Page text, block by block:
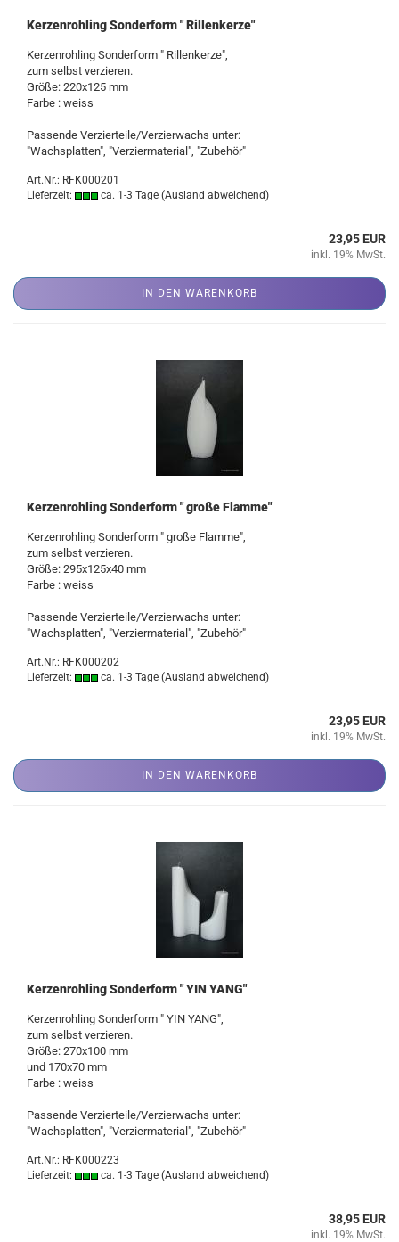
Kerzenrohling Sonderform " Rillenkerze"
Kerzenrohling Sonderform " Rillenkerze",
zum selbst verzieren.
Größe: 220x125 mm
Farbe : weiss
Passende Verzierteile/Verzierwachs unter:
"Wachsplatten", "Verziermaterial", "Zubehör"
Art.Nr.: RFK000201
Lieferzeit:
ca. 1-3 Tage (Ausland abweichend)
23,95 EUR
inkl. 19% MwSt.
IN DEN WARENKORB
Kerzenrohling Sonderform " große Flamme"
Kerzenrohling Sonderform " große Flamme",
zum selbst verzieren.
Größe: 295x125x40 mm
Farbe : weiss
Passende Verzierteile/Verzierwachs unter:
"Wachsplatten", "Verziermaterial", "Zubehör"
Art.Nr.: RFK000202
Lieferzeit:
ca. 1-3 Tage (Ausland abweichend)
23,95 EUR
inkl. 19% MwSt.
IN DEN WARENKORB
Kerzenrohling Sonderform " YIN YANG"
Kerzenrohling Sonderform " YIN YANG",
zum selbst verzieren.
Größe: 270x100 mm
und 170x70 mm
Farbe : weiss
Passende Verzierteile/Verzierwachs unter:
"Wachsplatten", "Verziermaterial", "Zubehör"
Art.Nr.: RFK000223
Lieferzeit:
ca. 1-3 Tage (Ausland abweichend)
38,95 EUR
inkl. 19% MwSt.